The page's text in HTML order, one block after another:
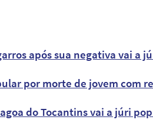
após sua negativa vai a
por morte de jovem com
do Tocantins vai a júri